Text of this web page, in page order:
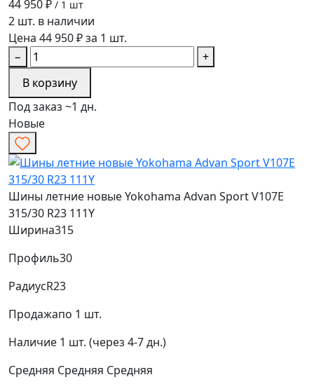
44 950 ₽ / 1 шт
2 шт. в наличии
Цена 44 950 ₽ за 1 шт.
−
+
В корзину
Под заказ ~1 дн.
Новые
Шины летние новые Yokohama Advan Sport V107E
315/30 R23 111Y
Ширина315
Профиль30
РадиусR23
Продажапо 1 шт.
Наличие 1 шт. (через 4-7 дн.)
Средняя Средняя Средняя